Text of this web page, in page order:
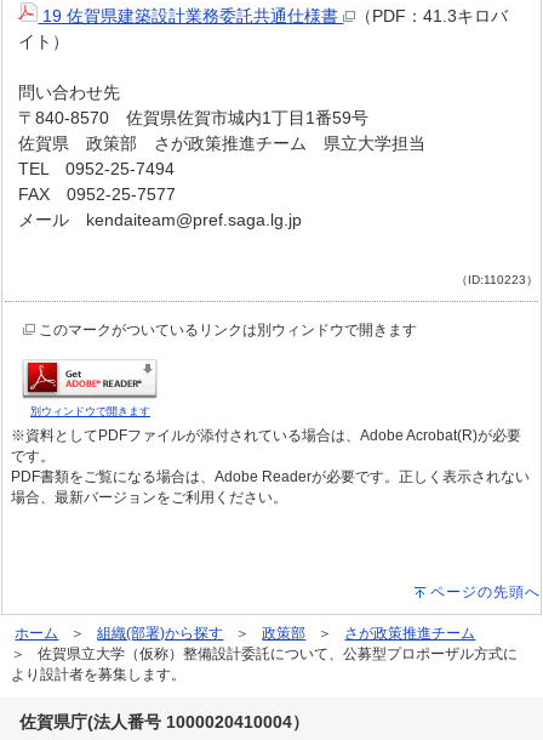
19 佐賀県建築設計業務委託共通仕様書
（PDF：41.3キロバ
イト）
問い合わせ先
〒840-8570 佐賀県佐賀市城内1丁目1番59号
佐賀県 政策部 さが政策推進チーム 県立大学担当
TEL 0952-25-7494
FAX 0952-25-7577
メール kendaiteam@pref.saga.lg.jp
（ID:110223）
このマークがついているリンクは別ウィンドウで開きます
別ウィンドウで開きます
※資料としてPDFファイルが添付されている場合は、Adobe Acrobat(R)が必要
です。
PDF書類をご覧になる場合は、Adobe Readerが必要です。正しく表示されない
場合、最新バージョンをご利用ください。
ページの先頭へ
ホーム 組織(部署)から探す 政策部
さが政策推進チーム
佐賀県立大学（仮称）整備設計委託について、公募型プロポーザル方式に
より設計者を募集します。
佐賀県庁(法人番号 1000020410004）